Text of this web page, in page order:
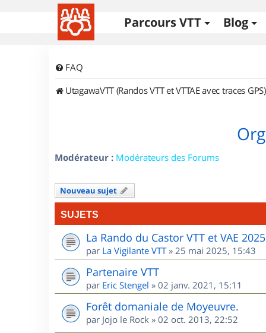
Parcours VTT Blog
FAQ
UtagawaVTT (Randos VTT et VTTAE avec traces GPS)
Modérateur : Modérateurs des Forums
Nouveau sujet
SUJETS
La Rando du Castor VTT et VAE 2025
par La Vigilante VTT» 25 mai 2025, 15:43
Partenaire VTT
par Eric Stengel » 02 janv. 2021, 15:11
Forêt domaniale de Moyeuvre.
par Jojo le Rock » 02 oct. 2013, 22:52